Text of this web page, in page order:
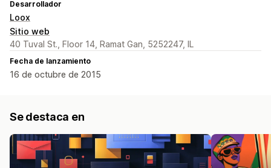
Desarrollador
Loox
Sitio web
40 Tuval St., Floor 14, Ramat Gan, 5252247, IL
Fecha de lanzamiento
16 de octubre de 2015
Se destaca en